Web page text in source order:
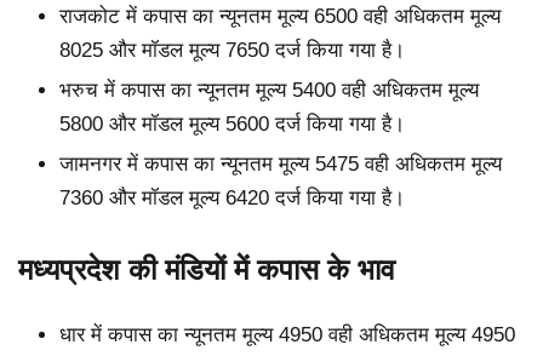
राजकोट में कपास का न्यूनतम मूल्य 6500 वही अधिकतम मूल्य
8025 और मॉडल मूल्य 7650 दर्ज किया गया है।
भरुच में कपास का न्यूनतम मूल्य 5400 वही अधिकतम मूल्य
5800 और मॉडल मूल्य 5600 दर्ज किया गया है।
जामनगर में कपास का न्यूनतम मूल्य 5475 वही अधिकतम मूल्य
7360 और मॉडल मूल्य 6420 दर्ज किया गया है।
मध्यप्रदेश की मंडियों में कपास के भाव
धार में कपास का न्यूनतम मूल्य 4950 वही अधिकतम मूल्य 4950